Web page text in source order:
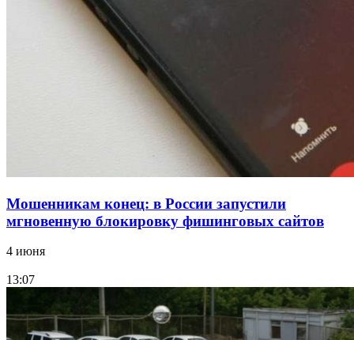
Волгоградские компании нарастили экспорт:
заключены контракты на 3,6 млн долларов
Мошенникам конец: в России запустили
мгновенную блокировку фишинговых сайтов
4 июня
13:07